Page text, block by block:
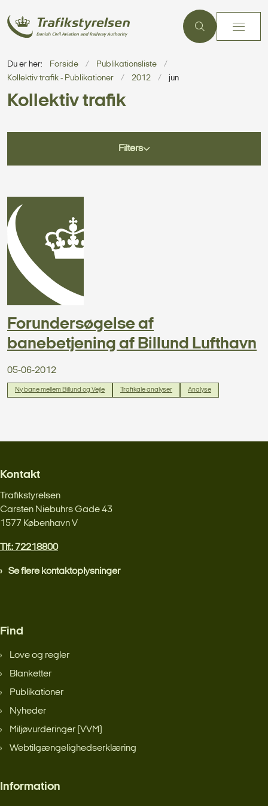
Du er her: Forside
Publikationsliste
Kollektiv trafik - Publikationer
2012 jun
Kollektiv trafik
Filters
Forundersøgelse af
banebetjening af Billund Lufthavn
05-06-2012
Ny bane mellem Billund og Vejle Trafikale analyser Analyse
Kontakt
Trafikstyrelsen
Carsten Niebuhrs Gade 43
1577 København V
Tlf.: 72218800
Se flere kontaktoplysninger
Find
Love og regler
Blanketter
Publikationer
Nyheder
Miljøvurderinger (VVM)
Webtilgængelighedserklæring
Information